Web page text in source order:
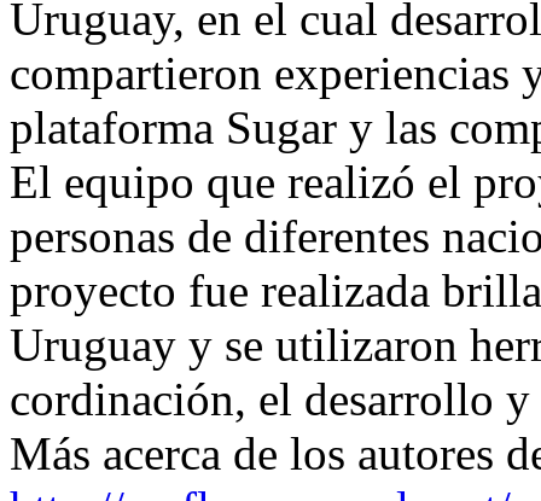
Uruguay, en el cual
compartieron experiencias
plataforma Sugar y las
El equipo que realizó el
personas de diferentes
proyecto fue realizada
Uruguay y se utilizaron
cordinación, el desarrollo
Más acerca de los autores